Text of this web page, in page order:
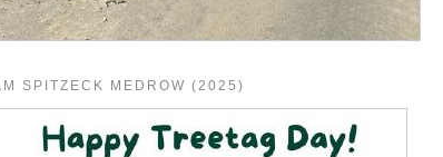
SPITZECK MEDROW (2025)